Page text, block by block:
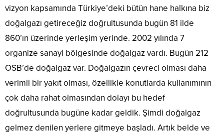
vizyon kapsamında Türkiye’deki bütün hane halkına biz
doğalgazı getireceğiz doğrultusunda bugün 81 ilde
860’ın üzerinde yerleşim yerinde. 2002 yılında 7
organize sanayi bölgesinde doğalgaz vardı. Bugün 212
OSB’de doğalgaz var. Doğalgazın çevreci olması daha
verimli bir yakıt olması, özellikle konutlarda kullanımının
çok daha rahat olmasından dolayı bu hedef
doğrultusunda bugüne kadar geldik. Şimdi doğalgaz
gelmez denilen yerlere gitmeye başladı. Artık belde ve